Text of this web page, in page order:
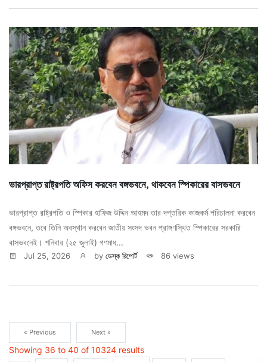
ভারপ্রাপ্ত রাষ্ট্রপতি অফিস করবেন বঙ্গভবনে, থাকবেন স্পিকারের বাসভবনে
ভারপ্রাপ্ত রাষ্ট্রপতি ও স্পিকার হাফিজ উদ্দিন আহমদ তার দপ্তরিক কাজকর্ম পরিচালনা করবেন
বঙ্গভবনে, তবে তিনি অবস্থান করবেন জাতীয় সংসদ ভবন প্রাঙ্গণস্থিত স্পিকারের সরকারি
বাসভবনেই। শনিবার (২৫ জুলাই) গণমাধ...
Jul 25, 2026 by ডেস্ক রিপোর্ট 86 views
« Previous Next »
Showing 36 to 40 of 10324 results